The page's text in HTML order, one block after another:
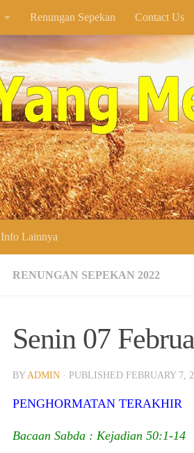
Renungan Sepekan Contact Us
Info Lainnya
RENUNGAN SEPEKAN 2022
Senin 07
BYADMIN · PUBLISHED FEBRUARY 7,
PENGHORMATAN TERAKHIR
Bacaan Sabda : Kejadian 50:1-14